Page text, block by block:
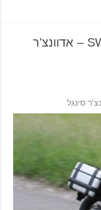
השקה עולמית: SWM SuperDual – אדוונצ'ר